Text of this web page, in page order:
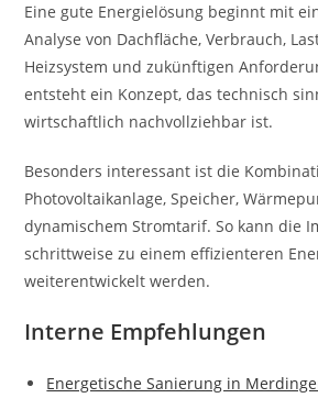
Eine gute Energielösung beginnt mit
Analyse von Dachfläche, Verbrauch,
Heizsystem und zukünftigen
entsteht ein Konzept, das technisch
wirtschaftlich nachvollziehbar ist.
Besonders interessant ist die
Photovoltaikanlage, Speicher,
dynamischem Stromtarif. So kann die
schrittweise zu einem effizienteren
weiterentwickelt werden.
Interne Empfehlungen
Energetische Sanierung in